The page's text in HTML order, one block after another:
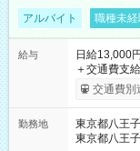
アルバイト 職種未
給与
日給13,000
＋交通費支給 ★交通費全額支給！ ┗案件により規定あり ★日払
いOK！（
ンビニATMか
交通費別
勤務地
東京都八王
東京都八王